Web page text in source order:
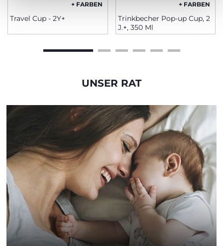
+ FARBEN
Travel Cup - 2Y+
+ FARBEN
Trinkbecher Pop-up Cup, 2
J.+, 350 Ml
UNSER RAT